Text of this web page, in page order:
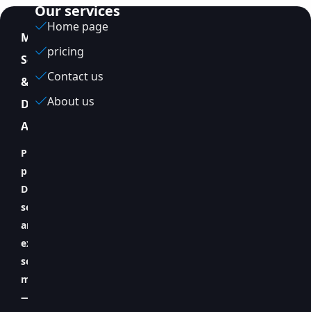
MagicVMYour
Server
&
DevOps
Assistant
Providing
professional
DevOps
services
and
expert
server
management
—
Our services
Home page
pricing
Contact us
About us